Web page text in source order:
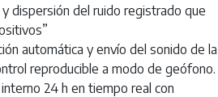
dispersión del ruido registrado que
automática y envío del sonido de la
reproducible a modo de geófono.
24 h en tiempo real con